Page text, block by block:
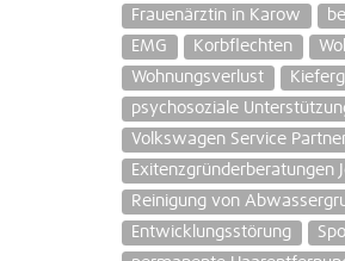
Frauenärztin in Karow
EMG
Korbflechten
Wohnungsverlust
psychosoziale
Volkswagen Service
Exitenzgründerberatungen
Reinigung von
Entwicklungsstörung